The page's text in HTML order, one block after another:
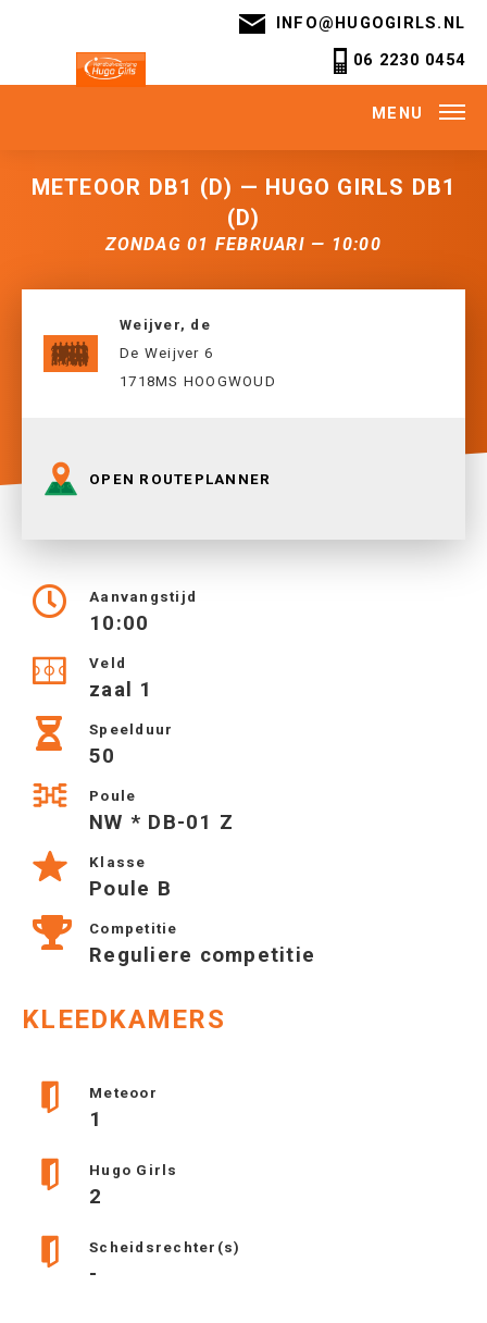
INFO@HUGOGIRLS.NL
06 2230 0454
MENU
METEOOR DB1 (D) — HUGO GIRLS DB1
(D)
ZONDAG 01 FEBRUARI — 10:00
Weijver, de
De Weijver 6
1718MS HOOGWOUD
OPEN ROUTEPLANNER
Aanvangstijd
10:00
Veld
zaal 1
Speelduur
50
Poule
NW * DB-01 Z
Klasse
Poule B
Competitie
Reguliere competitie
KLEEDKAMERS
Meteoor
1
Hugo Girls
2
Scheidsrechter(s)
-